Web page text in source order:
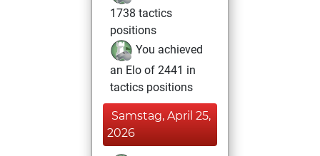
1738 tactics
positions
You achieved
an Elo of 2441 in
tactics positions
Samstag, April 25,
2026